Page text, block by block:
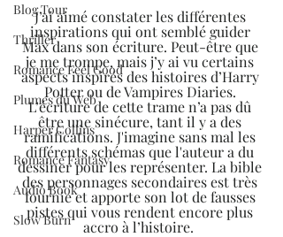
Blog Tour
Thriller
Romance Feel Good
Plumes du Web
Harper Collins
Romance Fantasy
Audio Book
Slow Burn
J’ai aimé constater les différentes
inspirations qui ont semblé guider
Max dans son écriture. Peut-être que
je me trompe, mais j’y ai vu certains
aspects inspirés des histoires d’Harry
Potter ou de Vampires Diaries.
L’écriture de cette trame n’a pas dû
être une sinécure, tant il y a des
ramifications. J'imagine sans mal les
différents schémas que l'auteur a du
dessiner pour les représenter. La bible
des personnages secondaires est très
fournie et apporte son lot de fausses
pistes qui vous rendent encore plus
accro à l’histoire.